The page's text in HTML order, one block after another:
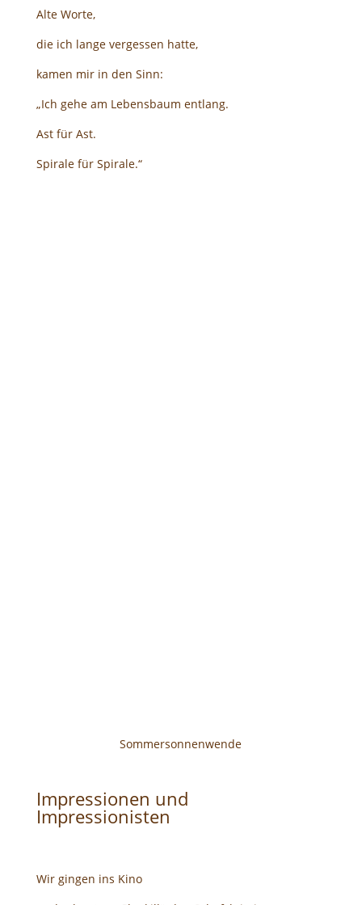
Alte Worte,
die ich lange vergessen hatte,
kamen mir in den Sinn:
„Ich gehe am Lebensbaum entlang.
Ast für Ast.
Spirale für Spirale.“
Sommersonnenwende
Impressionen und
Impressionisten
Wir gingen ins Kino